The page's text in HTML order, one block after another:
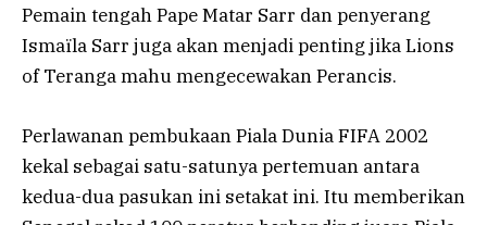
Pemain tengah Pape Matar Sarr dan penyerang
Ismaïla Sarr juga akan menjadi penting jika Lions
of Teranga mahu mengecewakan Perancis.
Perlawanan pembukaan Piala Dunia FIFA 2002
kekal sebagai satu-satunya pertemuan antara
kedua-dua pasukan ini setakat ini. Itu memberikan